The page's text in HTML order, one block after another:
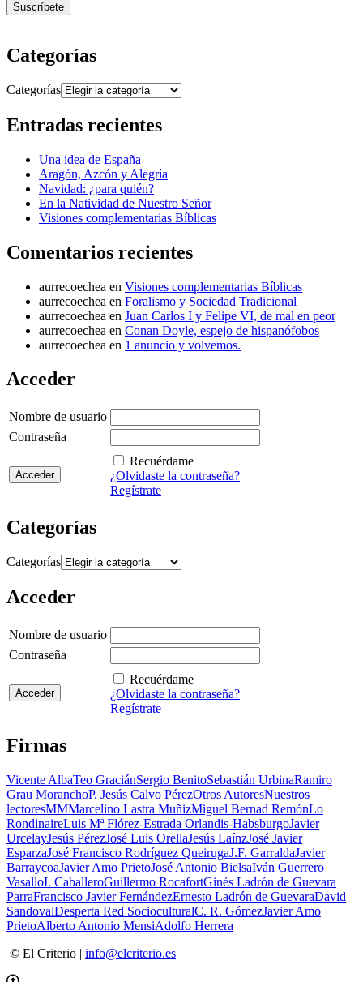
Categorías
Categorías
Entradas recientes
Una idea de España
Aragón, Azcón y Alegría
Navidad: ¿para quién?
En la Natividad de Nuestro Señor
Visiones complementarias Bíblicas
Comentarios recientes
aurrecoechea en Visiones complementarias Bíblicas
aurrecoechea en Foralismo y Sociedad Tradicional
aurrecoechea en Juan Carlos I y Felipe VI, de mal en peor
aurrecoechea en Conan Doyle, espejo de hispanófobos
aurrecoechea en 1 anuncio y volvemos.
Acceder
Nombre de usuario
Contraseña
Recuérdame
¿Olvidaste la contraseña?
Regístrate
Categorías
Categorías
Acceder
Nombre de usuario
Contraseña
Recuérdame
¿Olvidaste la contraseña?
Regístrate
Firmas
Vicente AlbaTeo GraciánSergio BenitoSebastián UrbinaRamiro
Grau MoranchoP. Jesús Calvo PérezOtros AutoresNuestros
lectoresMMMarcelino Lastra MuñizMiguel Bernad RemónLo
RondinaireLuis Mª Flórez-Estrada Orlandis-HabsburgoJavier
UrcelayJesús PérezJosé Luis OrellaJesús LaínzJosé Javier
EsparzaJosé Francisco Rodríguez QueirugaJ.F. GarraldaJavier
BarraycoaJavier Amo PrietoJosé Antonio BielsaIván Guerrero
VasalloI. CaballeroGuillermo RocafortGinés Ladrón de Guevara
ParraFrancisco Javier FernándezErnesto Ladrón de GuevaraDavid
SandovalDesperta Red SocioculturalC. R. GómezJavier Amo
PrietoAlberto Antonio MensiAdolfo Herrera
© El Criterio | info@elcriterio.es